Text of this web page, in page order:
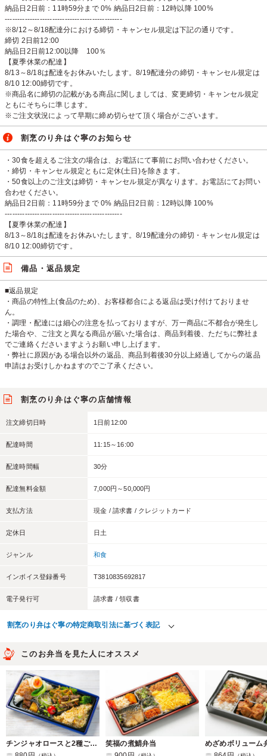
納品日2日前：11時59分まで 0% 納品日2日前：12時以降 100%
-----------------------------------------------
※8/12～8/18配達分における締切・キャンセル規定は下記の通りです。
締切 2日前12:00
納品日2日前12:00以降 100％
【夏季休業の配達】
8/13～8/18は配達をお休みいたします。8/19配達分の締切・キャンセル規定は
8/10 12:00締切です。
※商品名に締切の記載がある商品に関しましては、変更締切・キャンセル規定
ともにそちらに準じます。
※ご注文状況によって早期に締め切らせて頂く場合がございます。
割烹のり弁はぐ寧のお知らせ
・30食を超えるご注文の場合は、お電話にて事前にお問い合わせください。
・締切・キャンセル規定ともに定休(土日)を除きます。
・50食以上のご注文は締切・キャンセル規定が異なります。お電話にてお問い
合わせください。
納品日2日前：11時59分まで 0% 納品日2日前：12時以降 100%
-----------------------------------------------
【夏季休業の配達】
8/13～8/18は配達をお休みいたします。8/19配達分の締切・キャンセル規定は
8/10 12:00締切です。
備品・返品規定
■返品規定
・商品の特性上(食品のため)、お客様都合による返品は受け付けておりませ
ん。
・調理・配達には細心の注意を払っておりますが、万一商品に不都合が発生し
た場合や、ご注文と異なる商品が届いた場合は、商品到着後、ただちに弊社ま
でご連絡くださいますようお願い申し上げます。
・弊社に原因がある場合以外の返品、商品到着後30分以上経過してからの返品
申請はお受けしかねますのでご了承ください。
割烹のり弁はぐ寧の店舗情報
注文締切日時 1日前12:00
配達時間 11:15～16:00
配達時間幅 30分
配達無料金額 7,000円～50,000円
支払方法 現金 / 請求書 / クレジットカード
定休日 日土
ジャンル 和食
インボイス登録番号 T3810835692817
電子発行可 請求書 / 領収書
割烹のり弁はぐ寧の特定商取引法に基づく表記
このお弁当を見た人にオススメ
チンジャオロースと2種ご飯弁当
笑福の煮鯖弁当